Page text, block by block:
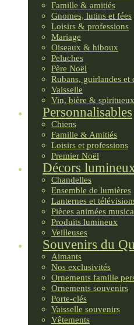
Famille & amitiés
Gnomes, lutins et fées
Loisirs & professions
Mariage
Oiseaux & hiboux
Peluches
Père Noël
Rubans, guirlandes et
Vaisselle
Vin, bière & spiritueux
Personnalisables
Chiens
Famille & Amitiés
Loisirs et professions
Premier Noël
Décors
Chandelles
Ensemble de lumières
Lanternes et
Pièces animées
Produits lumineux
Veilleuses
Souvenirs du
Aimants
Nos exclusivités
Ornements famille
Ornements souvenirs
Porte-clés
Vaisselle souvenirs
Vêtements